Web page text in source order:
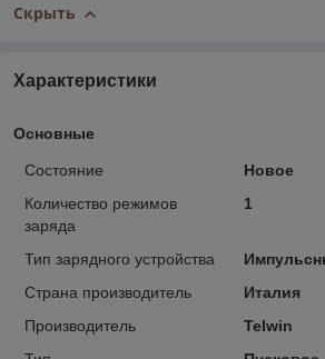
Скрыть
Характеристики
Основные
Состояние
Новое
Количество режимов
заряда
1
Тип зарядного устройства
Страна производитель
Италия
Производитель
Telwin